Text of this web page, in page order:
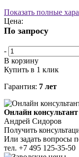
Показать полные
Цена:
По запросу
-
В корзину
Купить в 1 клик
Гарантия: 7 лет
Онлайн консультант
Андрей Сидоров
Получить
Или задать вопросы
тел. +7 495 125-35-50